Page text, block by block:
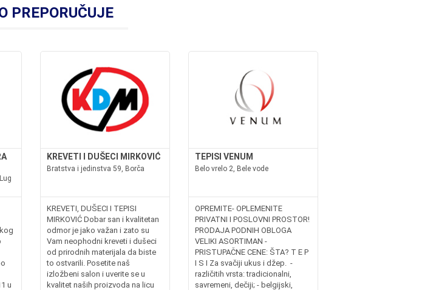
PREPORUČUJE
u
KREVETI I DUŠECI MIRKOVIĆ
Bratstva i jedinstva 59, Borča
KREVETI, DUŠECI I TEPISI
MIRKOVIĆ Dobar san i kvalitetan
odmor je jako važan i zato su
Vam neophodni kreveti i dušeci
od prirodnih materijala da biste
to ostvarili. Posetite naš
izložbeni salon i uverite se u
kvalitet naših proizvoda na licu
TEPISI VENUM
Belo vrelo 2, Bele vode
OPREMITE- OPLEMENITE
PRIVATNI I POSLOVNI PROSTOR!
PRODAJA PODNIH OBLOGA
VELIKI ASORTIMAN -
PRISTUPAČNE CENE: ŠTA? T E P
I S I Za svačiji ukus i džep. -
različitih vrsta: tradicionalni,
savremeni, dečiji; - belgijski,